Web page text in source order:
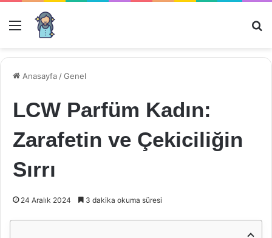
Menü
Anasayfa /Genel
LCW Parfüm Kadın:
Zarafetin ve Çekiciliğin
Sırrı
24 Aralık 2024 3 dakika okuma süresi